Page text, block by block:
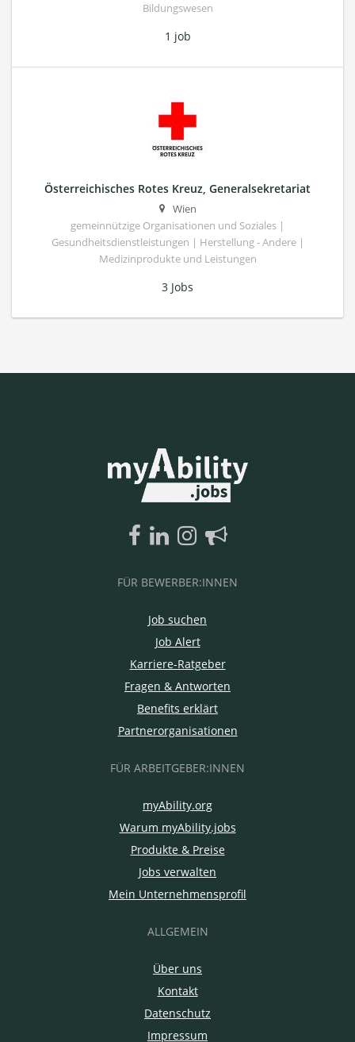
Bildungswesen
1 job
Österreichisches Rotes Kreuz, Generalsekretariat
Wien
gemeinnützige Organisationen und Soziales |
Gesundheitsdienstleistungen | Herstellung - Andere |
Medizinprodukte und Leistungen
3 Jobs
FÜR BEWERBER:INNEN
Job suchen
Job Alert
Karriere-Ratgeber
Fragen & Antworten
Benefits erklärt
Partnerorganisationen
FÜR ARBEITGEBER:INNEN
myAbility.org
Warum myAbility.jobs
Produkte & Preise
Jobs verwalten
Mein Unternehmensprofil
ALLGEMEIN
Über uns
Kontakt
Datenschutz
Impressum